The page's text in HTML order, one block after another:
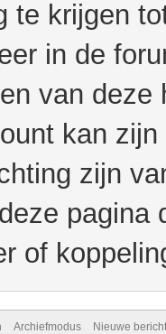
te krijgen
in de
van deze
kan
zijn
pagina
of
Archiefmodus Nieuwe